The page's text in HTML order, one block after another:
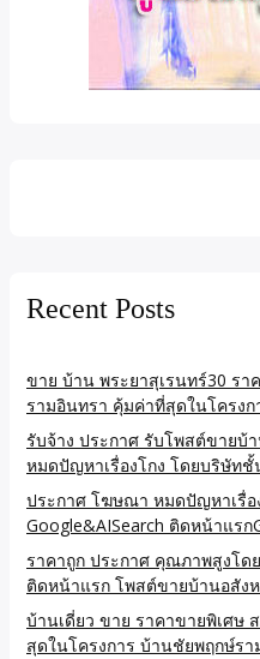
Recent Posts
ขาย บ้าน พระยาสุเรนทร์30 รา
รามอินทรา คุ้มค่าที่สุดในโครงก
รับจ้าง ประกาศ รับโพสต์ขายบ้
หมดปัญหาเรื่องโกง โดยบริษัทชั้
ประกาศ โฆษณา หมดปัญหาเรื่
Google&AISearch ติดหน้าแรก
ราคาถูก ประกาศ คุณภาพสูงโด
ติดหน้าแรก โพสต์ขายบ้านอสัง
บ้านเดี่ยว ขาย ราคาขายพิเศษ
สุดในโครงการ บ้านชัยพฤกษ์รา